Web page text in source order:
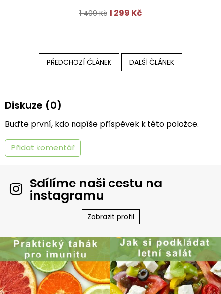
1 409 Kč 1 299 Kč
PŘEDCHOZÍ ČLÁNEK DALŠÍ ČLÁNEK
Diskuze (0)
Buďte první, kdo napíše příspěvek k této položce.
Přidat komentář
Sdílíme naši cestu na
instagramu
Zobrazit profil